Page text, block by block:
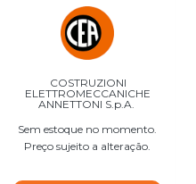
COSTRUZIONI
ELETTROMECCANICHE
ANNETTONI S.p.A.
Sem estoque no momento.
Preço sujeito a alteração.